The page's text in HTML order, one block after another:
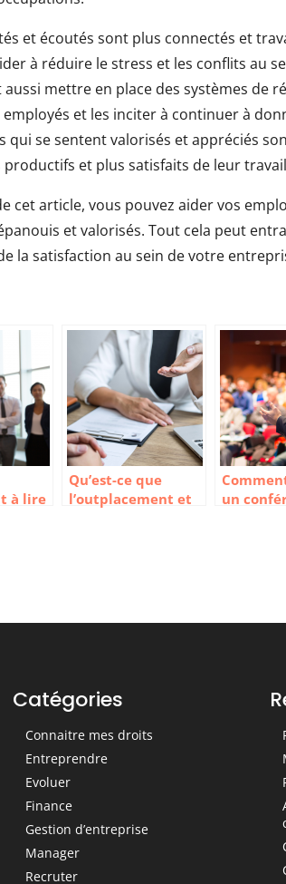
et écoutés sont plus connectés et
à réduire le stress et les conflits au
mettre en place des systèmes de
et les inciter à continuer à
qui se sentent valorisés et appréciés
et plus satisfaits de leur
cet article, vous pouvez aider vos
et valorisés. Tout cela peut
la satisfaction au sein de votre
à lire
Qu’est-ce que
l’outplacement et
un
Catégories
Connaitre mes droits
Entreprendre
Evoluer
Finance
Gestion d’entreprise
Manager
Recruter